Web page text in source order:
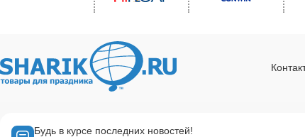
Будь в курсе последних новостей!